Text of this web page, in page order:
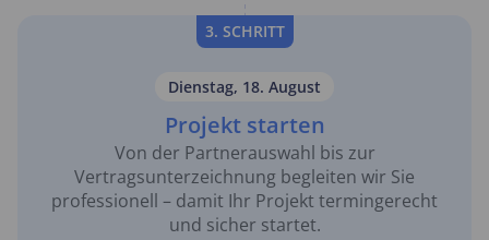
3. SCHRITT
Dienstag, 18. August
Projekt starten
Von der Partnerauswahl bis zur
Vertragsunterzeichnung begleiten wir Sie
professionell – damit Ihr Projekt termingerecht
und sicher startet.